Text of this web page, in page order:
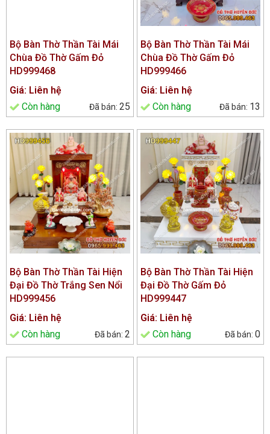
Bộ Bàn Thờ Thần Tài Mái
Chùa Đồ Thờ Gấm Đỏ
HD999468
Giá: Liên hệ
Còn hàng
25
Bộ Bàn Thờ Thần Tài Mái
Chùa Đồ Thờ Gấm Đỏ
HD999466
Giá: Liên hệ
Còn hàng
13
Bộ Bàn Thờ Thần Tài Hiện
Đại Đồ Thờ Trắng Sen Nổi
HD999456
Giá: Liên hệ
Còn hàng
2
Bộ Bàn Thờ Thần Tài Hiện
Đại Đồ Thờ Gấm Đỏ
HD999447
Giá: Liên hệ
Còn hàng
0